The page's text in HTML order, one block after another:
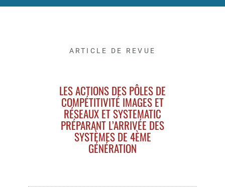
ARTICLE DE REVUE
LES ACTIONS DES PÔLES DE
COMPÉTITIVITÉ IMAGES ET
RÉSEAUX ET SYSTEMATIC
PRÉPARANT L’ARRIVÉE DES
SYSTÈMES DE 4ÈME
GÉNÉRATION